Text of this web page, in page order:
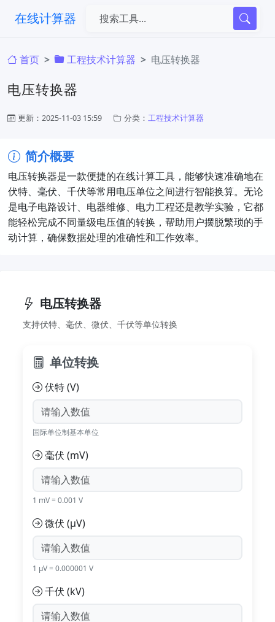
在线计算器
首页 工程技术计算器 电压转换器
电压转换器
更新：2025-11-03 15:59 分类： 工程技术计算器
简介概要
电压转换器是一款便捷的在线计算工具，能够快速准确地在
伏特、毫伏、千伏等常用电压单位之间进行智能换算。无论
是电子电路设计、电器维修、电力工程还是教学实验，它都
能轻松完成不同量级电压值的转换，帮助用户摆脱繁琐的手
动计算，确保数据处理的准确性和工作效率。
电压转换器
支持伏特、毫伏、微伏、千伏等单位转换
单位转换
伏特 (V)
国际单位制基本单位
毫伏 (mV)
1 mV = 0.001 V
微伏 (μV)
1 μV = 0.000001 V
千伏 (kV)